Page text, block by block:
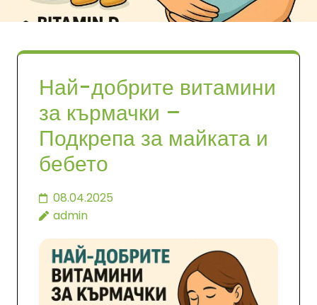
Най-добрите витамини
за кърмачки –
Подкрепа за майката и
бебето
08.04.2025
admin